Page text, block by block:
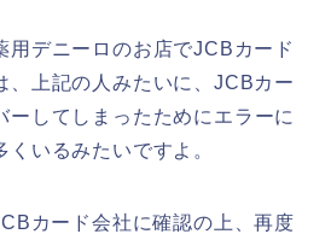
用デニーロのお店でJCBカード
、上記の人みたいに、JCBカー
ーしてしまったためにエラーに
いるみたいですよ。
カード会社に確認の上、再度